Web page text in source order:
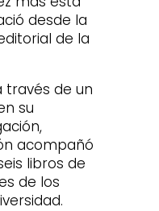
desde la
de la
través de un
su
acompañó
libros de
de los